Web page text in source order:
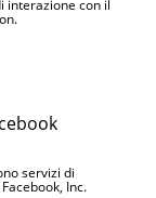
interazione con il
servizi di
Inc.